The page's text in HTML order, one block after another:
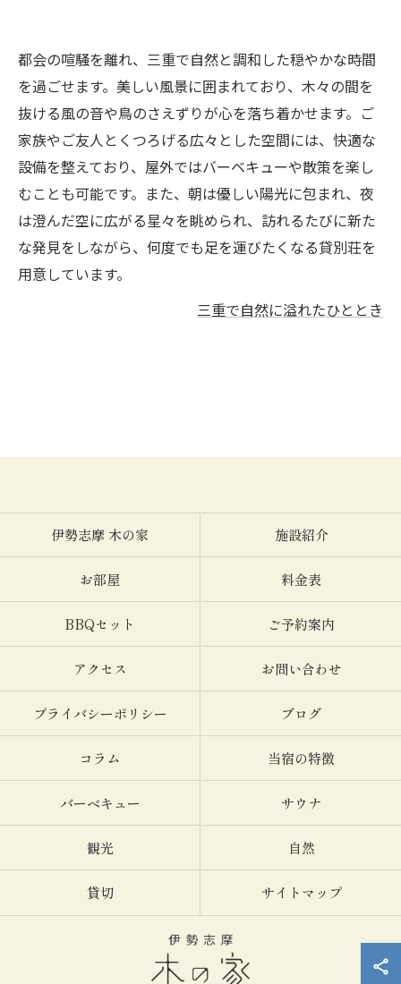
都会の喧騒を離れ、三重で自然と調和した穏やかな時間
を過ごせます。美しい風景に囲まれており、木々の間を
抜ける風の音や鳥のさえずりが心を落ち着かせます。ご
家族やご友人とくつろげる広々とした空間には、快適な
設備を整えており、屋外ではバーベキューや散策を楽し
むことも可能です。また、朝は優しい陽光に包まれ、夜
は澄んだ空に広がる星々を眺められ、訪れるたびに新た
な発見をしながら、何度でも足を運びたくなる貸別荘を
用意しています。
三重で自然に溢れたひととき
伊勢志摩 木の家 施設紹介
お部屋 料金表
BBQセット ご予約案内
アクセス お問い合わせ
プライバシーポリシー ブログ
コラム 当宿の特徴
バーベキュー サウナ
観光 自然
貸切 サイトマップ